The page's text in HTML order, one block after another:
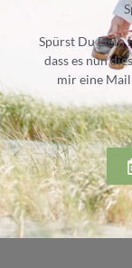
Spürst Du Dein
dass es nun
mir eine